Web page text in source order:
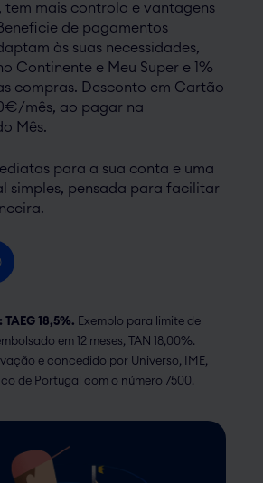
tem mais controlo e vantagens
de pagamentos
às suas necessidades,
Continente e Meu Super e 1%
compras. Desconto em Cartão
mês, ao pagar na
Mês.
para a sua conta e uma
simples, pensada para facilitar
TAEG 18,5%. Exemplo para limite de
em 12 meses,
TAN 18,00%.
e concedido por Universo, IME,
de Portugal com o número 7500.